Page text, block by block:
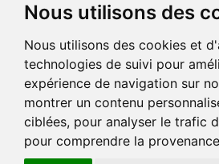
Nous utilisons des
Nous utilisons des cookies et
technologies de suivi pour
expérience de navigation sur
montrer un contenu
ciblées, pour analyser le trafic
pour comprendre la
CGV
© Madewis 2026 . Tous